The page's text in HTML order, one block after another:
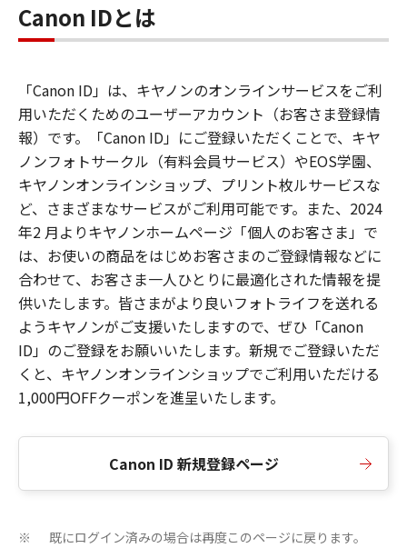
Canon IDとは
「Canon ID」は、キヤノンのオンラインサービスをご利
用いただくためのユーザーアカウント（お客さま登録情
報）です。「Canon ID」にご登録いただくことで、キヤ
ノンフォトサークル（有料会員サービス）やEOS学園、
キヤノンオンラインショップ、プリント枚ルサービスな
ど、さまざまなサービスがご利用可能です。また、2024
年2 月よりキヤノンホームページ「個人のお客さま」で
は、お使いの商品をはじめお客さまのご登録情報などに
合わせて、お客さま一人ひとりに最適化された情報を提
供いたします。皆さまがより良いフォトライフを送れる
ようキヤノンがご支援いたしますので、ぜひ「Canon
ID」のご登録をお願いいたします。新規でご登録いただ
くと、キヤノンオンラインショップでご利用いただける
1,000円OFFクーポンを進呈いたします。
Canon ID 新規登録ページ
※ 既にログイン済みの場合は再度このページに戻ります。